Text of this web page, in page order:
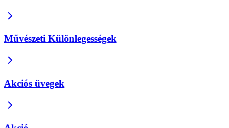
Művészeti Különlegességek
Akciós üvegek